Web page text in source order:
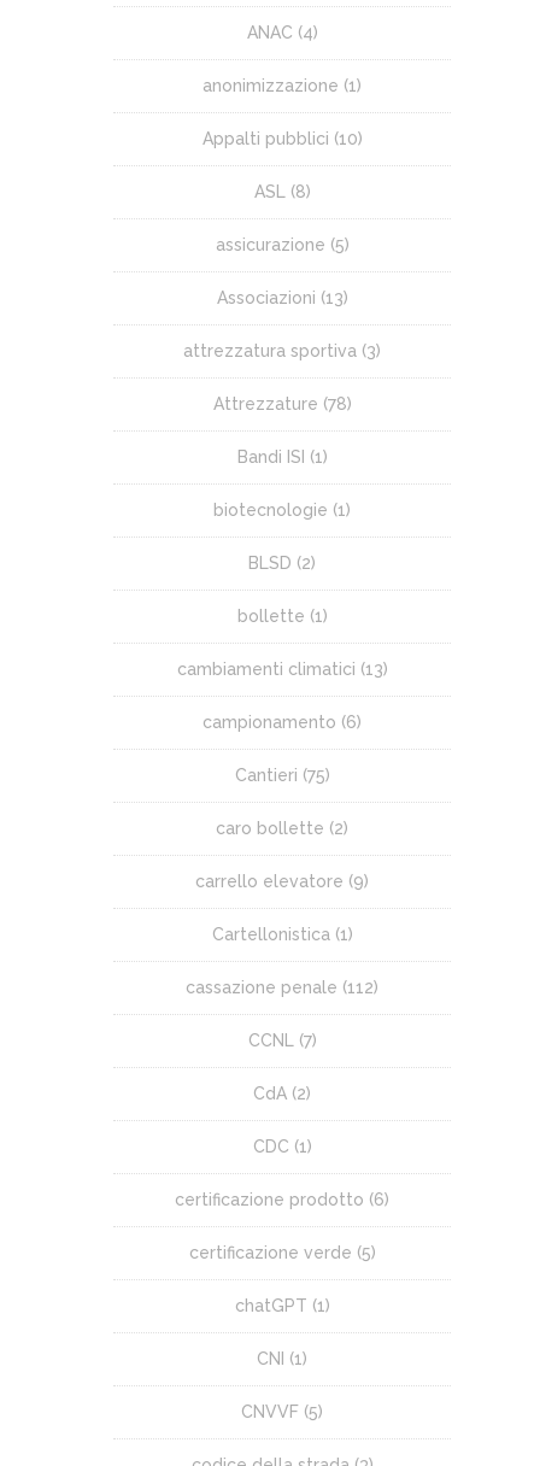
ANAC (4)
anonimizzazione (1)
Appalti pubblici (10)
ASL (8)
assicurazione (5)
Associazioni (13)
attrezzatura sportiva (3)
Attrezzature (78)
Bandi ISI (1)
biotecnologie (1)
BLSD (2)
bollette (1)
cambiamenti climatici (13)
campionamento (6)
Cantieri (75)
caro bollette (2)
carrello elevatore (9)
Cartellonistica (1)
cassazione penale (112)
CCNL (7)
CdA (2)
CDC (1)
certificazione prodotto (6)
certificazione verde (5)
chatGPT (1)
CNI (1)
CNVVF (5)